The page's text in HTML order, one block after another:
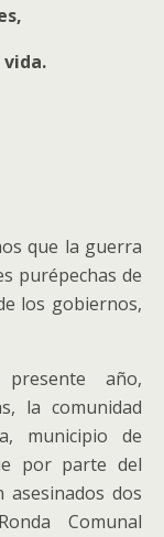
vida.
que la guerra
purépechas de
los gobiernos,
año,
la comunidad
municipio de
por parte del
dos
Comunal